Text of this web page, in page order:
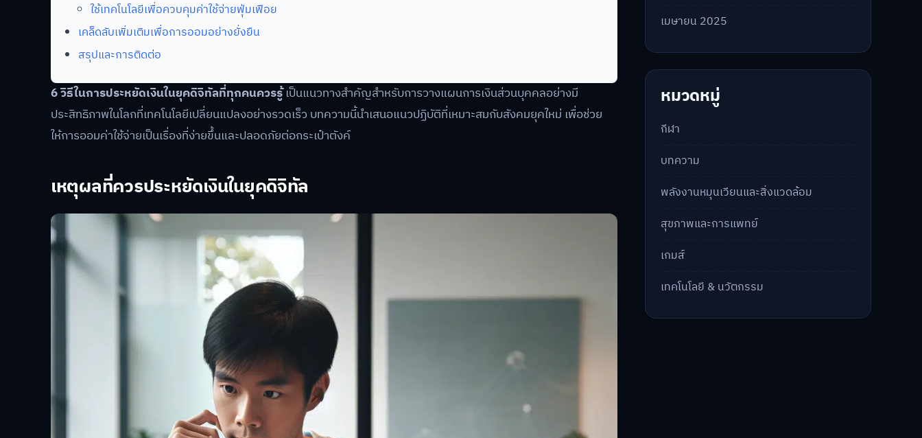
ใช้เทคโนโลยีเพื่อควบคุมค่าใช้จ่ายฟุ่มเฟือย
เคล็ดลับเพิ่มเติมเพื่อการออมอย่างยั่งยืน
สรุปและการติดต่อ
6 วิธีในการประหยัดเงินในยุคดิจิทัลที่ทุกคนควรรู้เป็นแนวทางสำคัญสำหรับการวางแผนการเงินส่วนบุคคลอย่างมี
ประสิทธิภาพในโลกที่เทคโนโลยีเปลี่ยนแปลงอย่างรวดเร็ว บทความนี้นำเสนอแนวปฏิบัติที่เหมาะสมกับสังคมยุคใหม่ เพื่อช่วย
ให้การออมค่าใช้จ่ายเป็นเรื่องที่ง่ายขึ้นและปลอดภัยต่อกระเป๋าตังค์
เหตุผลที่ควรประหยัดเงินในยุคดิจิทัล
เมษายน 2025
หมวดหมู่
กีฬา
บทความ
พลังงานหมุนเวียนและสิ่งแวดล้อม
สุขภาพและการแพทย์
เกมส์
เทคโนโลยี & นวัตกรรม